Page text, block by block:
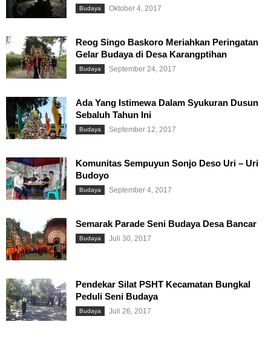
Budaya Oktober 4, 2017
Reog Singo Baskoro Meriahkan Peringatan
Gelar Budaya di Desa Karangptihan
Budaya September 24, 2017
Ada Yang Istimewa Dalam Syukuran Dusun
Sebaluh Tahun Ini
Budaya September 12, 2017
Komunitas Sempuyun Sonjo Deso Uri – Uri
Budoyo
Budaya September 4, 2017
Semarak Parade Seni Budaya Desa Bancar
Budaya Juli 30, 2017
Pendekar Silat PSHT Kecamatan Bungkal
Peduli Seni Budaya
Budaya Juli 26, 2017